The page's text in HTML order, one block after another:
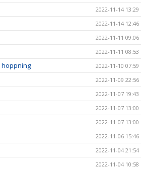
2022-11-14 13:29
2022-11-14 12:46
2022-11-11 09:06
2022-11-11 08:53
2022-11-10 07:59
2022-11-09 22:56
2022-11-07 19:43
2022-11-07 13:00
2022-11-07 13:00
2022-11-06 15:46
2022-11-04 21:54
2022-11-04 10:58